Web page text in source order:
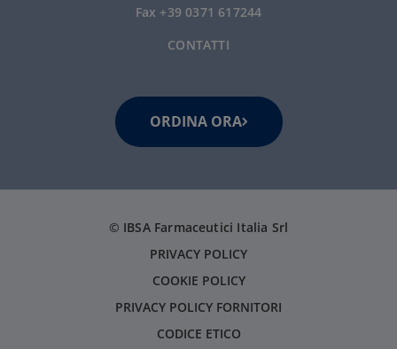
Fax +39 0371 617244
CONTATTI
ORDINA ORA
© IBSA Farmaceutici Italia Srl
PRIVACY POLICY
COOKIE POLICY
PRIVACY POLICY FORNITORI
CODICE ETICO